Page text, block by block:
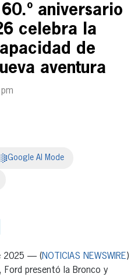
aniversario
celebra la
de
aventura
Google AI Mode
2025 — (NOTICIAS NEWSWIRE)
presentó la Bronco y